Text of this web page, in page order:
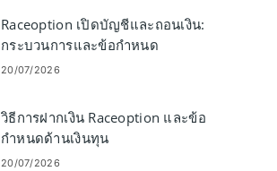
Raceoption เปิดบัญชีและถอนเงิน:
กระบวนการและข้อกำหนด
20/07/2026
วิธีการฝากเงิน Raceoption และข้อ
กำหนดด้านเงินทุน
20/07/2026